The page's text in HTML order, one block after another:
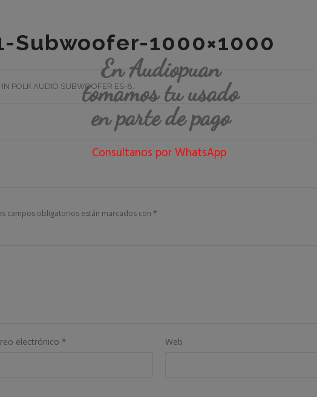
Subwoofer-1000×1000
IN POLK AUDIO SUBWOOFER ES-8
campos obligatorios están marcados con *
electrónico * Web
En Audiopuan
tomamos tu usado
en parte de pago
Consultanos por WhatsApp